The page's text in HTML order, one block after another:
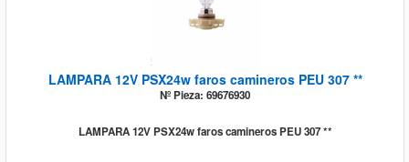
LAMPARA 12V PSX24w faros camineros PEU 307 **
Nº Pieza: 69676930
LAMPARA 12V PSX24w faros camineros PEU 307 **